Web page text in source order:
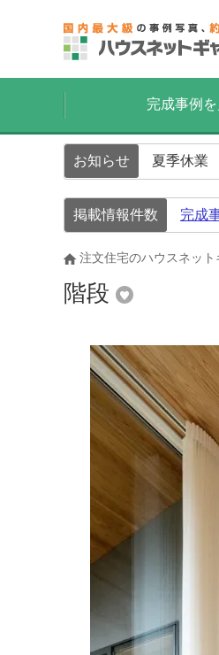
完成事例
お知らせ 夏季休業
掲載情報件数 完成
注文住宅のハウスネット
階段